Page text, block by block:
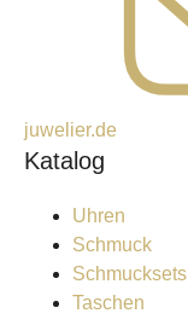
juwelier.de
Katalog
Uhren
Schmuck
Schmucksets
Taschen